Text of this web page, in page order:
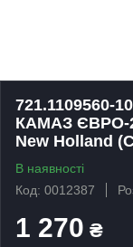
721.1109560-
КАМАЗ ЄВРО-
New Holland
В наявності
Код: 0012387
1 270 ₴